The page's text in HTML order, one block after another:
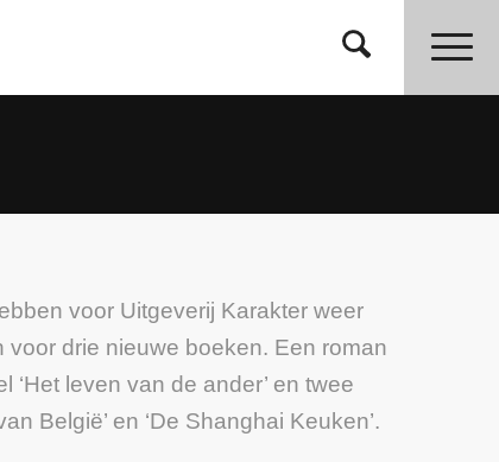
voor Uitgeverij Karakter weer
drie nieuwe boeken. Een roman
‘Het leven van de ander’ en twee
België’ en ‘De Shanghai Keuken’.